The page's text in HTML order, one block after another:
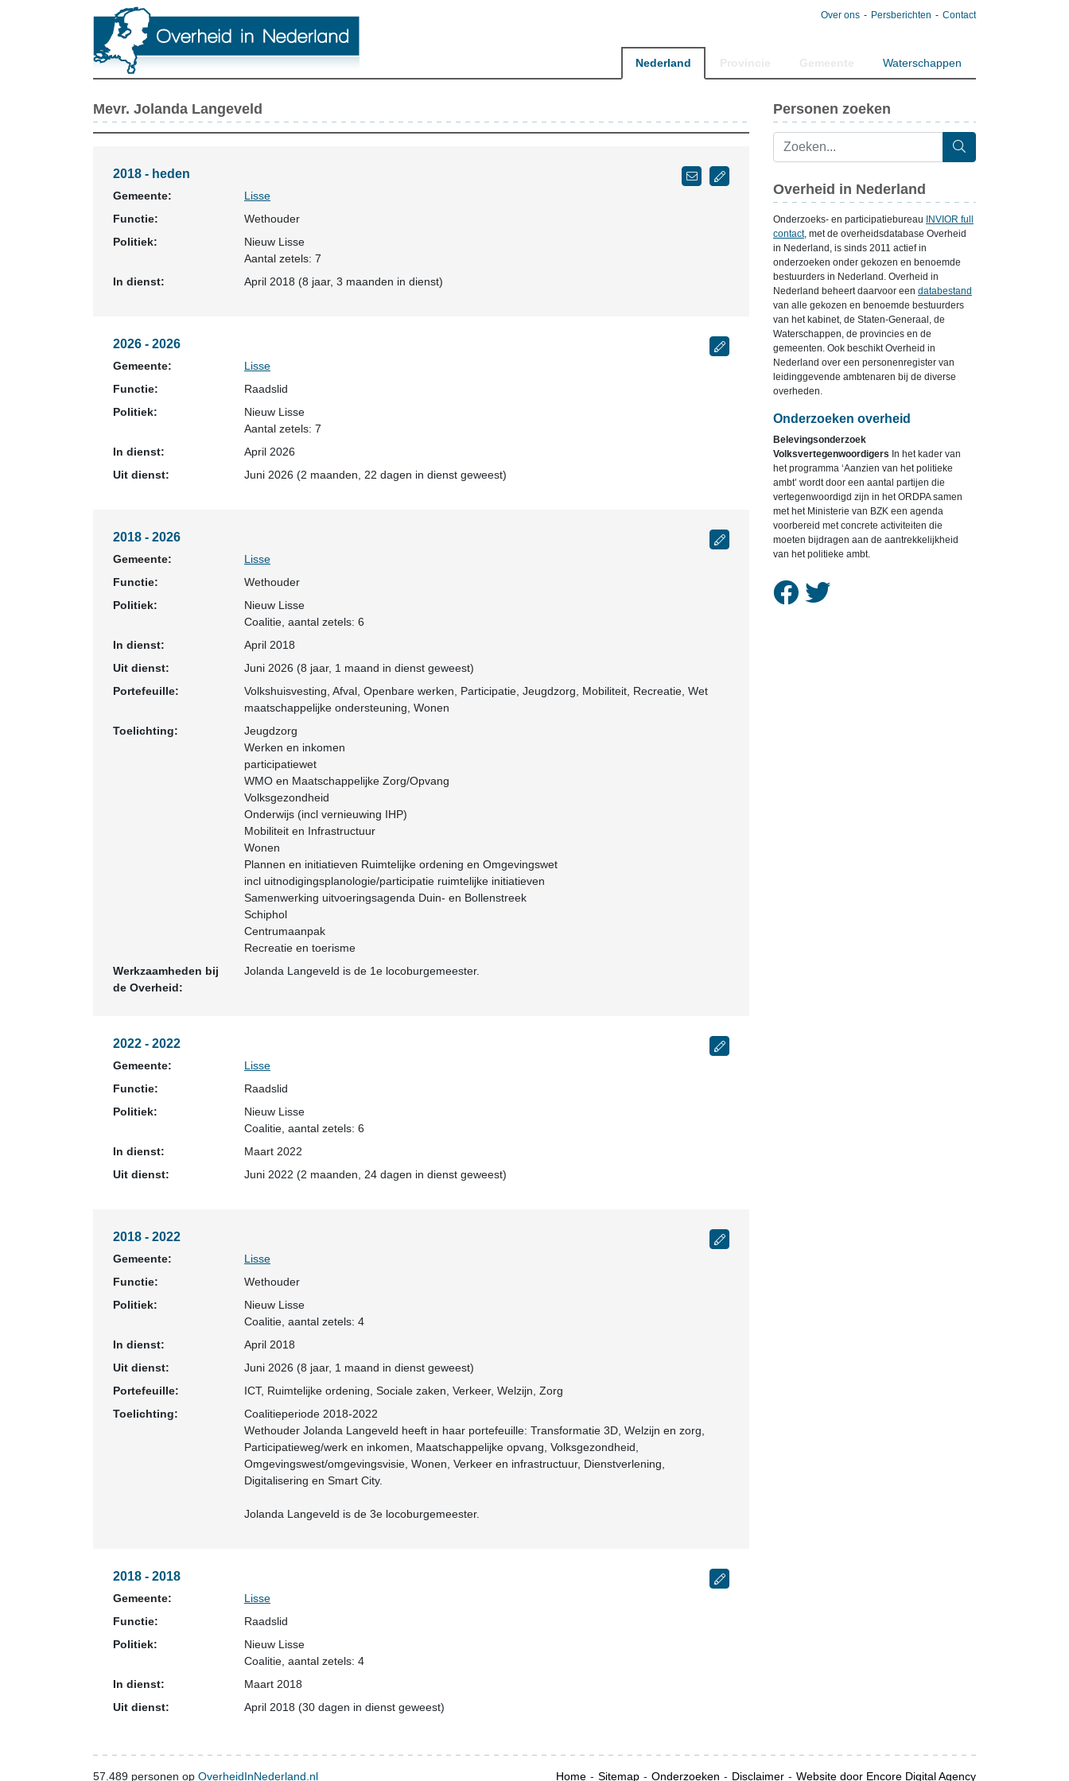
Over ons Persberichten Contact
Nederland Waterschappen
Mevr. Jolanda Langeveld
2018 - heden
Gemeente:
Lisse
Functie:
Wethouder
Politiek:
Nieuw Lisse
Aantal zetels: 7
In dienst:
April 2018 (8 jaar, 3 maanden in dienst)
2026 - 2026
Gemeente:
Lisse
Functie:
Raadslid
Politiek:
Nieuw Lisse
Aantal zetels: 7
In dienst:
April 2026
Uit dienst:
Juni 2026 (2 maanden, 22 dagen in dienst geweest)
2018 - 2026
Gemeente:
Lisse
Functie:
Wethouder
Politiek:
Nieuw Lisse
Coalitie , aantal zetels: 6
In dienst:
April 2018
Uit dienst:
Juni 2026 (8 jaar, 1 maand in dienst geweest)
Portefeuille:
Volkshuisvesting, Afval, Openbare werken, Participatie, Jeugdzorg, Mobiliteit, Recreatie, Wet
maatschappelijke ondersteuning, Wonen
Toelichting:
Jeugdzorg
Werken en inkomen
participatiewet
WMO en Maatschappelijke Zorg/Opvang
Volksgezondheid
Onderwijs (incl vernieuwing IHP)
Mobiliteit en Infrastructuur
Wonen
Plannen en initiatieven Ruimtelijke ordening en Omgevingswet
incl uitnodigingsplanologie/participatie ruimtelijke initiatieven
Samenwerking uitvoeringsagenda Duin- en Bollenstreek
Schiphol
Centrumaanpak
Recreatie en toerisme
Werkzaamheden bij
de Overheid:
Jolanda Langeveld is de 1e locoburgemeester.
2022 - 2022
Gemeente:
Lisse
Functie:
Raadslid
Politiek:
Nieuw Lisse
Coalitie , aantal zetels: 6
In dienst:
Maart 2022
Uit dienst:
Juni 2022 (2 maanden, 24 dagen in dienst geweest)
2018 - 2022
Gemeente:
Lisse
Functie:
Wethouder
Politiek:
Nieuw Lisse
Coalitie , aantal zetels: 4
In dienst:
April 2018
Uit dienst:
Juni 2026 (8 jaar, 1 maand in dienst geweest)
Portefeuille:
ICT, Ruimtelijke ordening, Sociale zaken, Verkeer, Welzijn, Zorg
Toelichting:
Coalitieperiode 2018-2022
Wethouder Jolanda Langeveld heeft in haar portefeuille: Transformatie 3D, Welzijn en zorg,
Participatieweg/werk en inkomen, Maatschappelijke opvang, Volksgezondheid,
Omgevingswest/omgevingsvisie, Wonen, Verkeer en infrastructuur, Dienstverlening,
Digitalisering en Smart City.
Jolanda Langeveld is de 3e locoburgemeester.
2018 - 2018
Gemeente:
Lisse
Functie:
Raadslid
Politiek:
Nieuw Lisse
Coalitie , aantal zetels: 4
In dienst:
Maart 2018
Uit dienst:
April 2018 (30 dagen in dienst geweest)
Personen zoeken
Overheid in Nederland
Onderzoeks- en participatiebureau
INVIOR full
contact, met de overheidsdatabase Overheid
in Nederland, is sinds 2011 actief in
onderzoeken onder gekozen en benoemde
bestuurders in Nederland. Overheid in
Nederland beheert daarvoor een databestand
van alle gekozen en benoemde bestuurders
van het kabinet, de Staten-Generaal, de
Waterschappen, de provincies en de
gemeenten. Ook beschikt Overheid in
Nederland over een personenregister van
leidinggevende ambtenaren bij de diverse
overheden.
Onderzoeken overheid
Belevingsonderzoek
Volksvertegenwoordigers In het kader van
het programma ‘Aanzien van het politieke
ambt’ wordt door een aantal partijen die
vertegenwoordigd zijn in het ORDPA samen
met het Ministerie van BZK een agenda
voorbereid met concrete activiteiten die
moeten bijdragen aan de aantrekkelijkheid
van het politieke ambt.
57.489 personen op OverheidInNederland.nl Home Sitemap Onderzoeken Disclaimer Website door Encore Digital Agency